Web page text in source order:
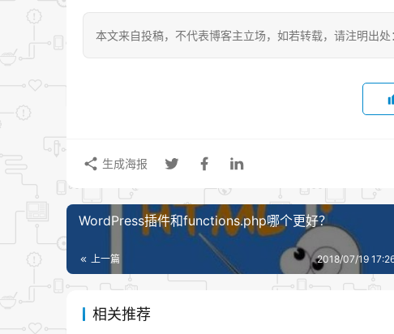
本文来自投稿，不代表博客主立场，如若转载，请注明
生成海报
WordPress插件和functions.php哪个更好？
上一篇 2018/07/19
相关推荐